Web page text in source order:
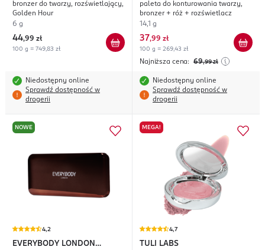
Radiant
bronzer do twarzy, rozświetlający,
Golden Hour
6 g
44,99 zł
100 g = 749,83 zł
Niedostępny online
Sprawdź dostępność w
drogerii
paleta do konturowania twarzy,
bronzer + róż + rozświetlacz
14,1 g
37,99 zł
100 g = 269,43 zł
Najniższa cena: 69,99 zł
Niedostępny online
Sprawdź dostępność w
drogerii
NOWE
4,2
EVERYBODY LONDON
MEGA!
4,7
TULI LABS